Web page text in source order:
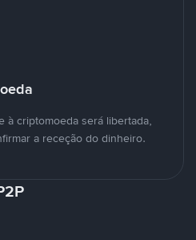
à criptomoeda será libertada,
a receção do dinheiro.